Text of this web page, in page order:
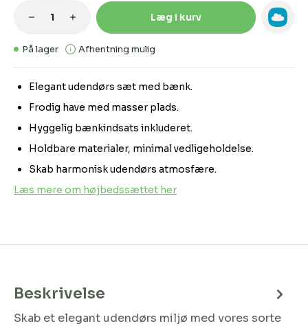
Elegant udendørs sæt med bænk.
Frodig have med masser plads.
Hyggelig bænkindsats inkluderet.
Holdbare materialer, minimal vedligeholdelse.
Skab harmonisk udendørs atmosfære.
Læs mere om højbedssættet her
På lager Afhentning mulig
Produktmængde: Indtast den
Læg i kurv
Beskrivelse
Skab et elegant udendørs miljø med vores sorte